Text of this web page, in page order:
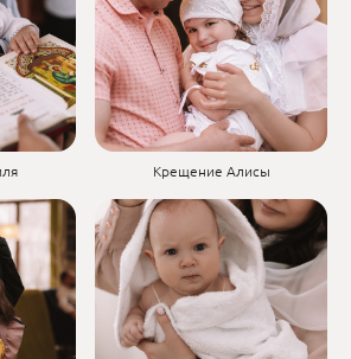
Крещение Алисы